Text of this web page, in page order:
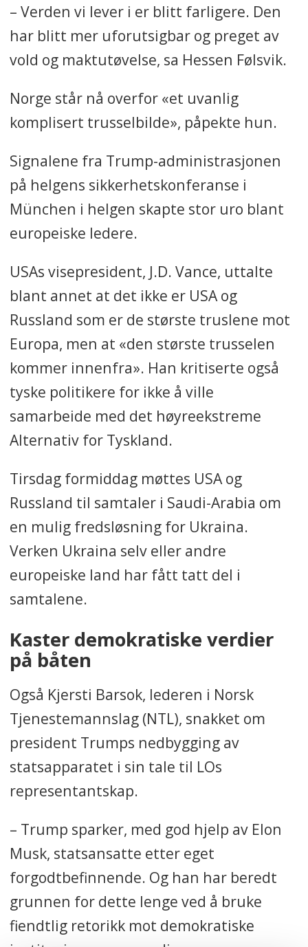
– Verden vi lever i er blitt farligere. Den
har blitt mer uforutsigbar og preget av
vold og maktutøvelse, sa Hessen Følsvik.
Norge står nå overfor «et uvanlig
komplisert trusselbilde», påpekte hun.
Signalene fra Trump-administrasjonen
på helgens sikkerhetskonferanse i
München i helgen skapte stor uro blant
europeiske ledere.
USAs visepresident, J.D. Vance, uttalte
blant annet at det ikke er USA og
Russland som er de største truslene mot
Europa, men at «den største trusselen
kommer innenfra». Han kritiserte også
tyske politikere for ikke å ville
samarbeide med det høyreekstreme
Alternativ for Tyskland.
Tirsdag formiddag møttes USA og
Russland til samtaler i Saudi-Arabia om
en mulig fredsløsning for Ukraina.
Verken Ukraina selv eller andre
europeiske land har fått tatt del i
samtalene.
Kaster demokratiske verdier
på båten
Også Kjersti Barsok, lederen i Norsk
Tjenestemannslag (NTL), snakket om
president Trumps nedbygging av
statsapparatet i sin tale til LOs
representantskap.
– Trump sparker, med god hjelp av Elon
Musk, statsansatte etter eget
forgodtbefinnende. Og han har beredt
grunnen for dette lenge ved å bruke
fiendtlig retorikk mot demokratiske